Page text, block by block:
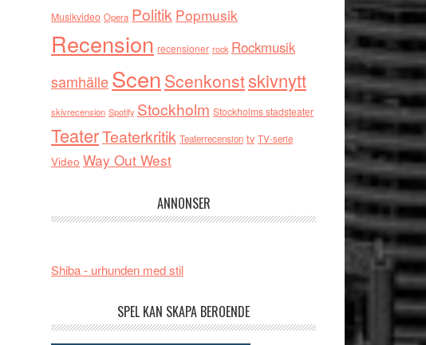
Musikvideo Opera Politik Popmusik
Recension recensioner rock Rockmusik
samhälleScen Scenkonstskivnytt
skivrecension Spotify Stockholm Stockholms stadsteater
TeaterTeaterkritik Teaterrecension tv TV-serie
Video Way Out West
ANNONSER
Shiba - urhunden med stil
SPEL KAN SKAPA BEROENDE